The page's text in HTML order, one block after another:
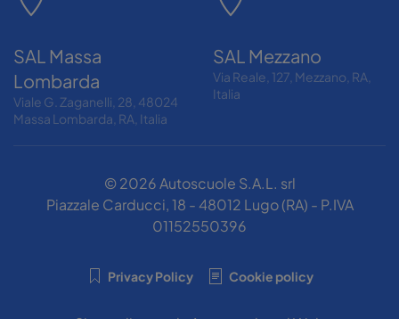
SAL Massa
Lombarda
Viale G. Zaganelli, 28, 48024
Massa Lombarda, RA, Italia
SAL Mezzano
Via Reale, 127, Mezzano, RA,
Italia
©2026Autoscuole S.A.L. srl
Piazzale Carducci, 18 - 48012 Lugo (RA) - P.IVA
01152550396
Privacy Policy Cookie policy